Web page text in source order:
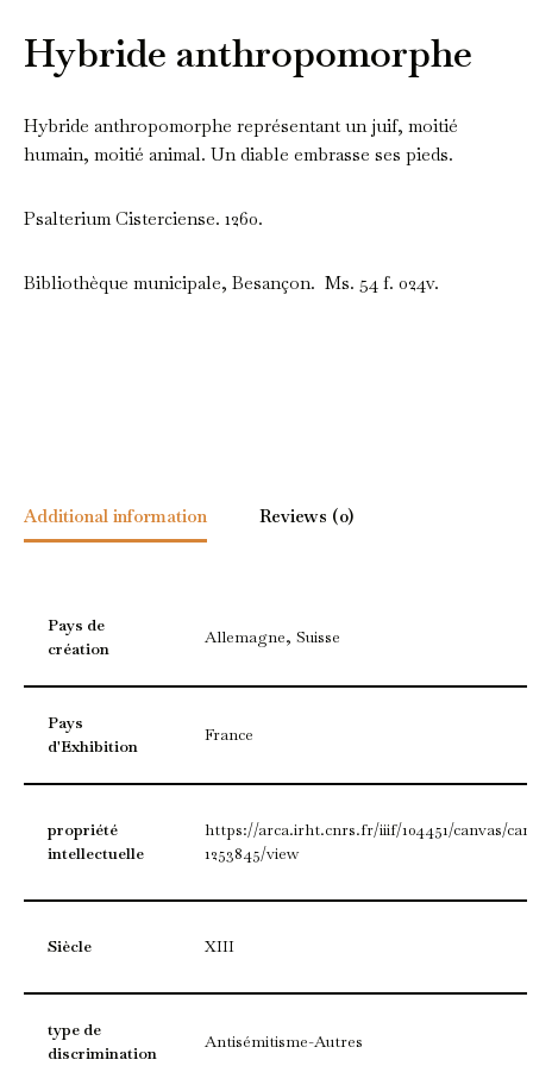
Hybride anthropomorphe
Hybride anthropomorphe représentant un juif, moitié
humain, moitié animal. Un diable embrasse ses pieds.
Psalterium Cisterciense. 1260.
Bibliothèque municipale, Besançon. Ms. 54 f. 024v.
Additional information Reviews (0)
Pays de
création
Allemagne, Suisse
Pays
d'Exhibition
France
propriété
intellectuelle
https://arca.irht.cnrs.fr/iiif/104451/canvas/
1253845/view
Siècle XIII
type de
discrimination
Antisémitisme-Autres